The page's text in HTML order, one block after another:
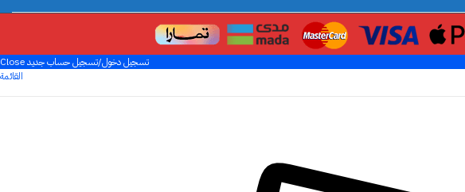
تسجيل دخول/تسجيل حساب جديدClose
القائمة